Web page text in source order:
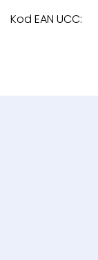
Kod EAN UCC: